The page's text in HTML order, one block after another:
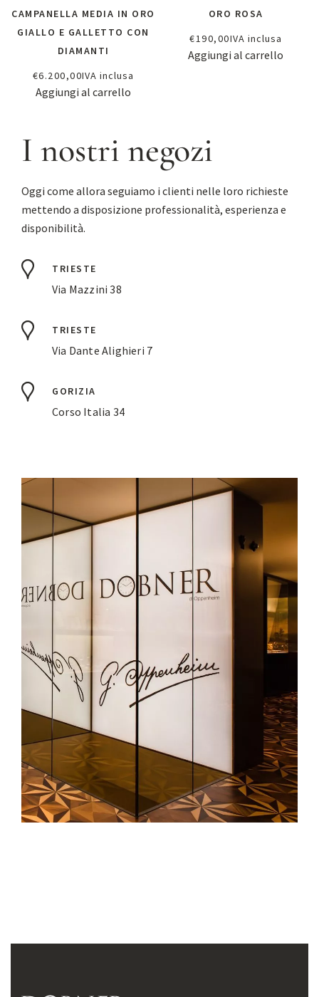
CAMPANELLA MEDIA IN ORO
GIALLO E GALLETTO CON
DIAMANTI
€6.200,00IVA inclusa
Aggiungi al carrello
ORO ROSA
€190,00IVA inclusa
Aggiungi al carrello
I nostri negozi
Oggi come allora seguiamo i clienti nelle loro richieste
mettendo a disposizione professionalità, esperienza e
disponibilità.
TRIESTE
Via Mazzini 38
TRIESTE
Via Dante Alighieri 7
GORIZIA
Corso Italia 34